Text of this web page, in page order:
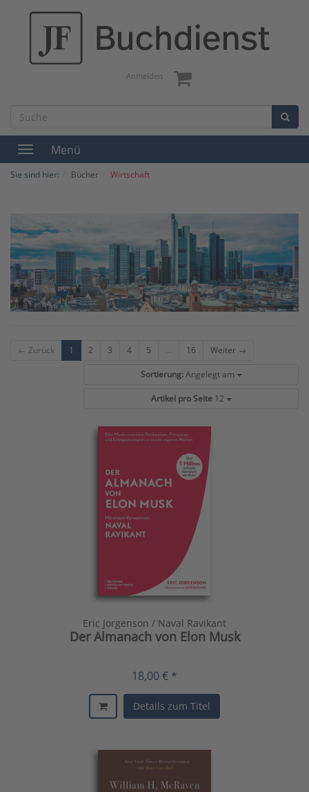
Anmelden
Toggle
navigation
Menü
Sie sind hier: Bücher Wirtschaft
← Zurück 1 2 3 4 5 ... 16 Weiter →
Sortierung: Angelegt am
Artikel pro Seite 12
Eric Jorgenson / Naval Ravikant
Der Almanach von Elon Musk
18,00 € *
Details zum Titel